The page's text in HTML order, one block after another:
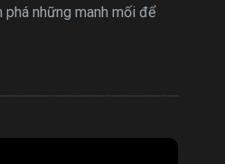
những manh mối để